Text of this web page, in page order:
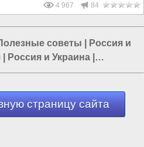
4 967 84
советы
Россия и
Россия и Украина
России|Наука в
страницу сайта